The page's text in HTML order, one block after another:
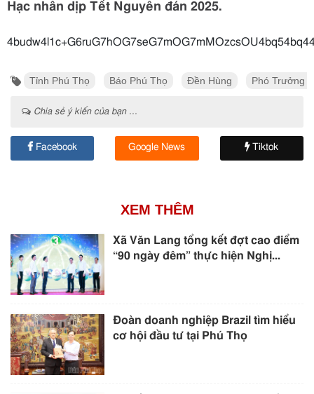
Hạc nhân dịp Tết Nguyên đán 2025.
Tỉnh Phú Thọ Báo Phú Thọ Đền Hùng Phó Trưởng
Chia sẻ ý kiến của bạn ...
Facebook Google News Tiktok
XEM THÊM
Xã Văn Lang tổng kết đợt cao điểm
“90 ngày đêm” thực hiện Nghị...
Đoàn doanh nghiệp Brazil tìm hiểu
cơ hội đầu tư tại Phú Thọ